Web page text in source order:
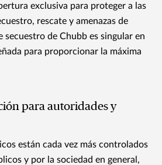
exclusiva para proteger a las
rescate y amenazas de
secuestro de Chubb es singular en
para proporcionar la máxima
para autoridades y
están cada vez más controlados
y por la sociedad en general,